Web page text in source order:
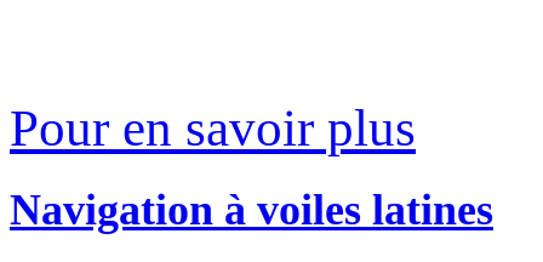
Pour en savoir plus
Navigation à voiles latines